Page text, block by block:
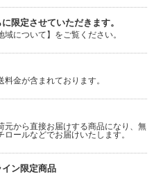
限定させていただきます。
について】をご覧ください。
金が含まれております。
元から直接お届けする商品になり、無
ールなどでお届けいたします。
ン限定商品